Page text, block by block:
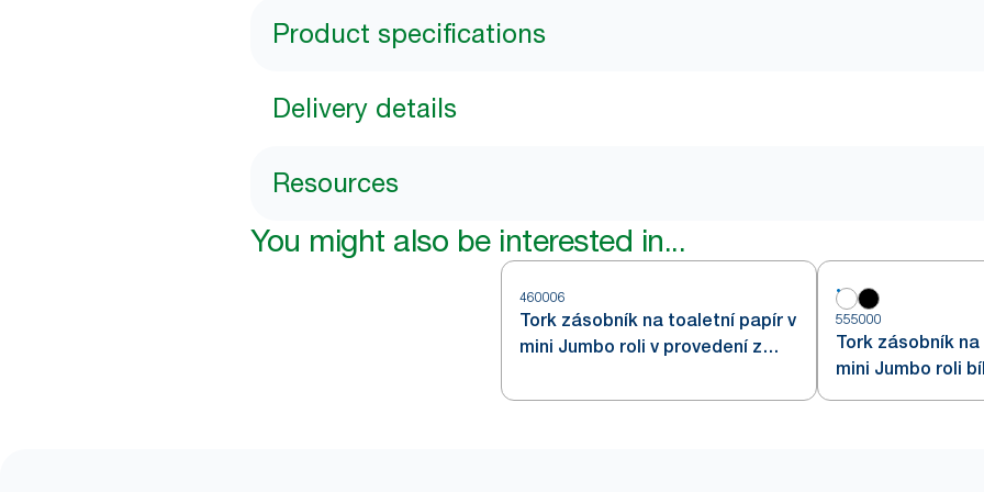
Product specifications
Delivery details
Resources
You might also be interested in...
460006
Tork zásobník na toaletní papír v
mini Jumbo roli v provedení z
555000
Tork zásobník
mini Jumbo roli